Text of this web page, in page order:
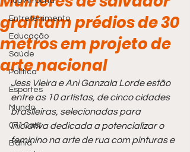
Entretenimento
Educação
Saúde
Política
Esportes
Mundo
071Cast
Bahia
grafitam prédios de 30
metros em projeto de
arte nacional
Jess Vieira e Ani Ganzala Lorde estão
entre as 10 artistas, de cinco cidades
brasileiras, selecionadas para
iniciativa dedicada a potencializar o
feminino na arte de rua com pinturas e